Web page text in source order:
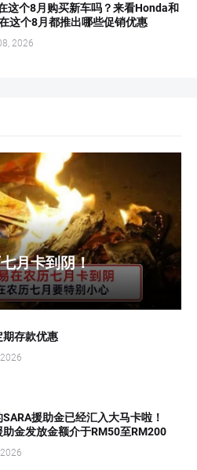
这个8月购买新车吗？来看Honda和
这个8月都推出哪些促销优惠
2026
月卡到阴！
期存款优惠
援助金已经汇入大马卡啦！
助金发放金额介于RM50至RM200